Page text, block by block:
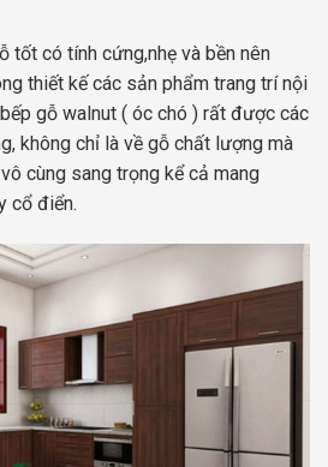
tốt có tính cứng,nhẹ và bền nên
thiết kế các sản phẩm trang trí nội
gỗ walnut ( óc chó ) rất được các
không chỉ là về gỗ chất lượng mà
cùng sang trọng kể cả mang
cổ điển.